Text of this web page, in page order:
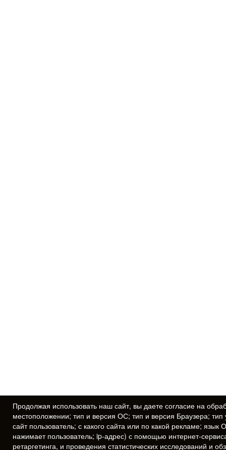
Продолжая использовать наш сайт, вы даете согласие на
местоположении; тип и версия ОС; тип и версия Браузера;
сайт пользователь; с какого сайта или по какой рекламе;
нажимает пользователь; ip-адрес) с помощью интернет-
ретаргетинга, и проведения статистических исследований и